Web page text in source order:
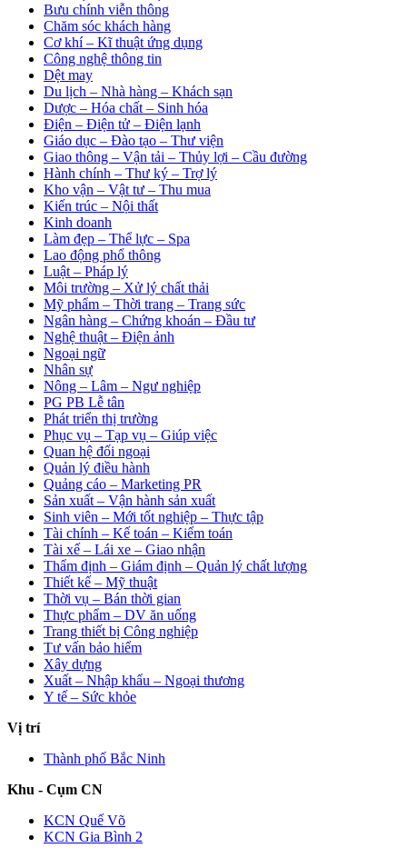
Bưu chính viễn thông
Chăm sóc khách hàng
Cơ khí – Kĩ thuật ứng dụng
Công nghệ thông tin
Dệt may
Du lịch – Nhà hàng – Khách sạn
Dược – Hóa chất – Sinh hóa
Điện – Điện tử – Điện lạnh
Giáo dục – Đào tạo – Thư viện
Giao thông – Vận tải – Thủy lợi – Cầu đường
Hành chính – Thư ký – Trợ lý
Kho vận – Vật tư – Thu mua
Kiến trúc – Nội thất
Kinh doanh
Làm đẹp – Thể lực – Spa
Lao động phổ thông
Luật – Pháp lý
Môi trường – Xử lý chất thải
Mỹ phẩm – Thời trang – Trang sức
Ngân hàng – Chứng khoán – Đầu tư
Nghệ thuật – Điện ảnh
Ngoại ngữ
Nhân sự
Nông – Lâm – Ngư nghiệp
PG PB Lễ tân
Phát triển thị trường
Phục vụ – Tạp vụ – Giúp việc
Quan hệ đối ngoại
Quản lý điều hành
Quảng cáo – Marketing PR
Sản xuất – Vận hành sản xuất
Sinh viên – Mới tốt nghiệp – Thực tập
Tài chính – Kế toán – Kiểm toán
Tài xế – Lái xe – Giao nhận
Thẩm định – Giám định – Quản lý chất lượng
Thiết kế – Mỹ thuật
Thời vụ – Bán thời gian
Thực phẩm – DV ăn uống
Trang thiết bị Công nghiệp
Tư vấn bảo hiểm
Xây dựng
Xuất – Nhập khẩu – Ngoại thương
Y tế – Sức khỏe
Vị trí
Thành phố Bắc Ninh
Khu - Cụm CN
KCN Quế Võ
KCN Gia Bình 2